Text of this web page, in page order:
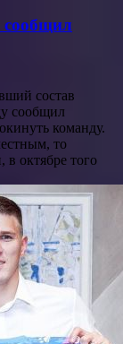
сообщил
состав
сообщил
команду.
то
в октябре того